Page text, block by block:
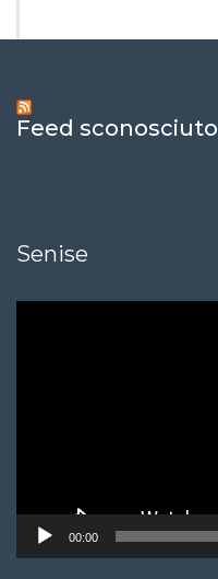
Feed sconosciuto
Senise
00:00